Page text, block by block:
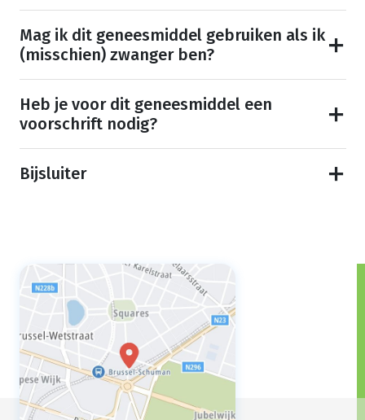
Mag ik dit geneesmiddel gebruiken als ik
(misschien) zwanger ben?
Heb je voor dit geneesmiddel een
voorschrift nodig?
Bijsluiter